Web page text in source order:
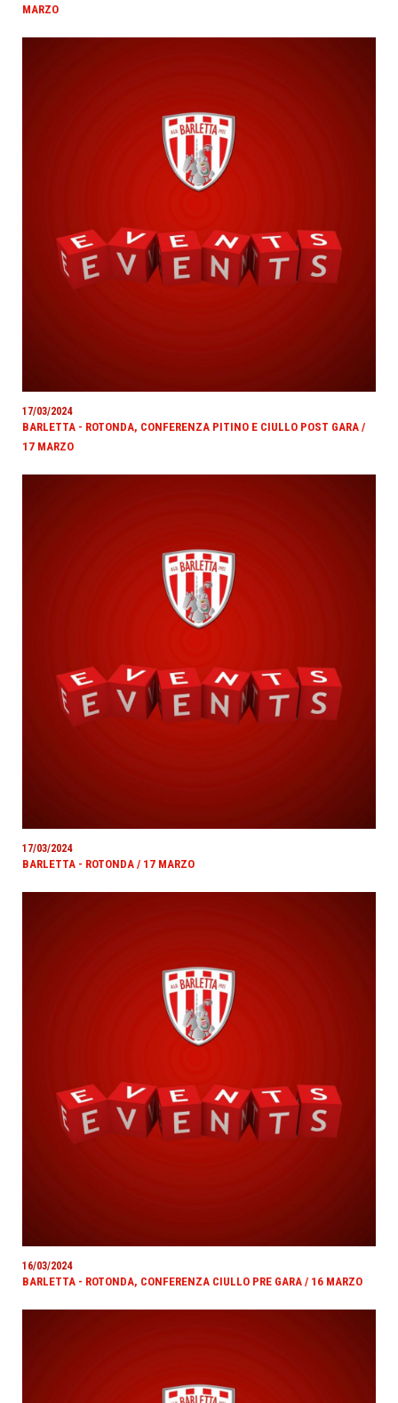
MARZO
17/03/2024
BARLETTA - ROTONDA, CONFERENZA PITINO E CIULLO POST GARA /
17 MARZO
17/03/2024
BARLETTA - ROTONDA / 17 MARZO
16/03/2024
BARLETTA - ROTONDA, CONFERENZA CIULLO PRE GARA / 16 MARZO